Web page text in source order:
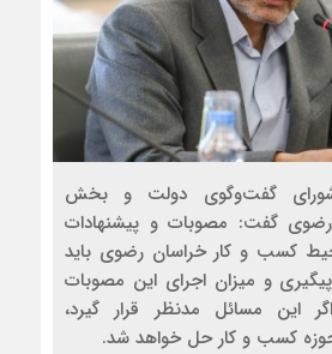
شورای گفت‌وگوی دولت و بخش
گفت: مصوبات و پیشنهادات
کسب و کار خراسان رضوی باید
و میزان اجرای این مصوبات
این مسائل مدنظر قرار گیرد،
کسب و کار حل خواهد شد.